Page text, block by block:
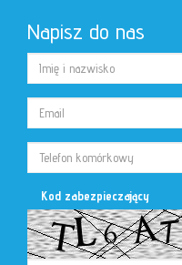
Napisz do nas
Kod zabezpieczający